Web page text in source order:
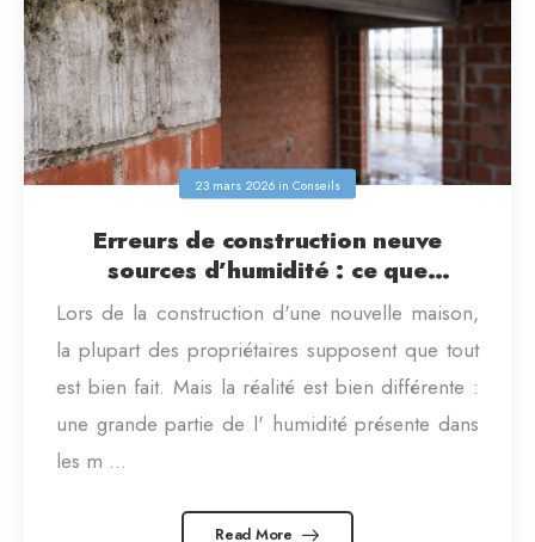
23 mars 2026 in Conseils
Erreurs de construction neuve
sources d’humidité : ce que
personne ne vous dit
Lors de la construction d'une nouvelle maison,
la plupart des propriétaires supposent que tout
est bien fait. Mais la réalité est bien différente :
une grande partie de l' humidité présente dans
les m ...
Read More